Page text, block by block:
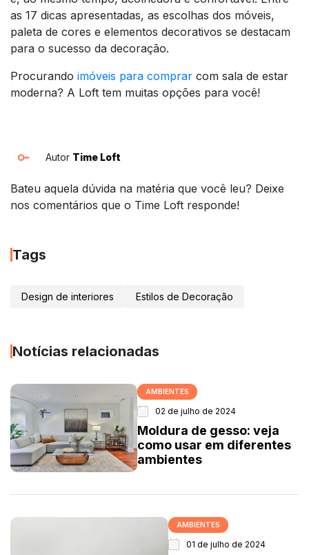
as 17 dicas apresentadas, as escolhas dos móveis,
paleta de cores e elementos decorativos se destacam
para o sucesso da decoração.
Procurando imóveis para comprar com sala de estar
moderna? A Loft tem muitas opções para você!
Autor Time Loft
Bateu aquela dúvida na matéria que você leu? Deixe
nos comentários que o Time Loft responde!
Tags
Design de interiores Estilos de Decoração
Notícias relacionadas
AMBIENTES
02 de julho de 2024
Moldura de gesso: veja
como usar em diferentes
ambientes
AMBIENTES
01 de julho de 2024